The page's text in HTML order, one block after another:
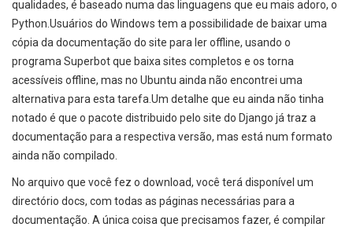
qualidades, é baseado numa das linguagens que eu mais adoro, o
Python.Usuários do Windows tem a possibilidade de baixar uma
cópia da documentação do site para ler offline, usando o
programa Superbot que baixa sites completos e os torna
acessíveis offline, mas no Ubuntu ainda não encontrei uma
alternativa para esta tarefa.Um detalhe que eu ainda não tinha
notado é que o pacote distribuido pelo site do Django já traz a
documentação para a respectiva versão, mas está num formato
ainda não compilado.
No arquivo que você fez o download, você terá disponível um
directório docs, com todas as páginas necessárias para a
documentação. A única coisa que precisamos fazer, é compilar